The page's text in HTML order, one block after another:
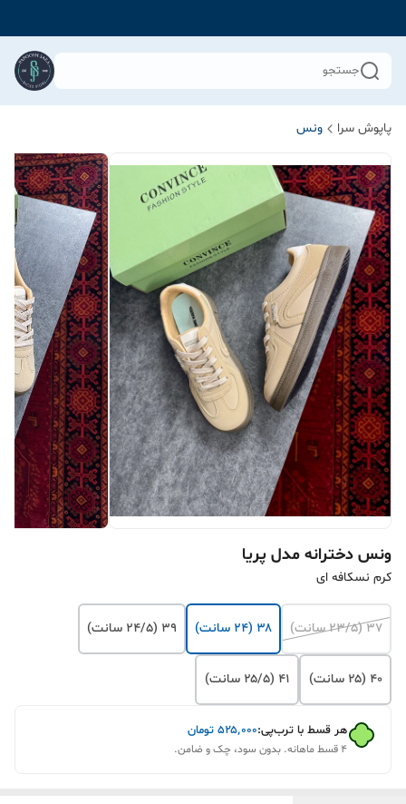
جستجو
پاپوش سرا ونس
ونس دخترانه مدل پریا
کرم نسکافه ای
۳۷ (۲۳/۵ سانت) ۳۸ (۲۴ سانت) ۳۹ (۲۴/۵ سانت)
۴۰ (۲۵ سانت) ۴۱ (۲۵/۵ سانت)
هر قسط با ترب‌پی:۵۲۵٬۰۰۰ تومان
۴ قسط ماهانه. بدون سود، چک و ضامن.